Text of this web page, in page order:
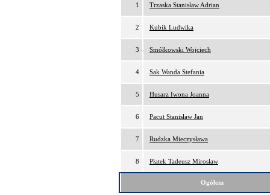
1 Trzaska Stanisław Adrian
2 Kubik Ludwika
3 Smółkowski Wojciech
4 Sak Wanda Stefania
5 Husarz Iwona Joanna
6 Pacut Stanisław Jan
7 Rudzka Mieczysława
8 Płatek Tadeusz Mirosław
Ogółem